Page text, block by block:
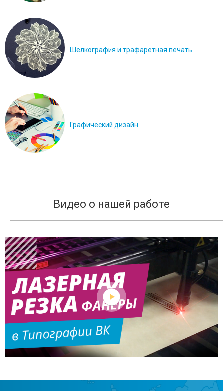
Шелкография и трафаретная печать
Графический дизайн
Видео о нашей работе